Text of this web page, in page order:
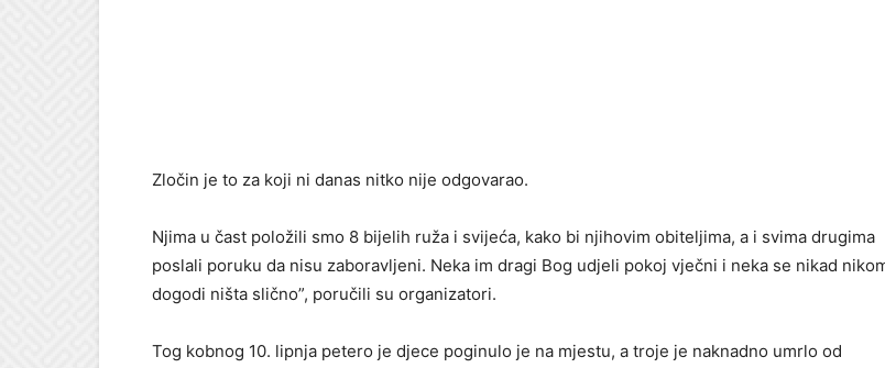
Zločin je to za koji ni danas nitko nije odgovarao.
Njima u čast položili smo 8 bijelih ruža i svijeća, kako bi njihovim obiteljima, a i svima drugima
poslali poruku da nisu zaboravljeni. Neka im dragi Bog udjeli pokoj vječni i neka se nikad
dogodi ništa slično”, poručili su organizatori.
Tog kobnog 10. lipnja petero je djece poginulo je na mjestu, a troje je naknadno umrlo od